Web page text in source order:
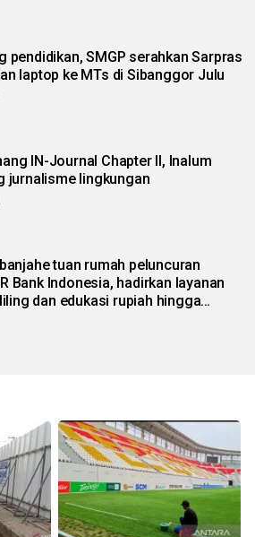
pendidikan, SMGP serahkan Sarpras
laptop ke MTs di Sibanggor Julu
IN-Journal Chapter II, Inalum
jurnalisme lingkungan
tuan rumah peluncuran
Bank Indonesia, hadirkan layanan
dan edukasi rupiah hingga
Karo